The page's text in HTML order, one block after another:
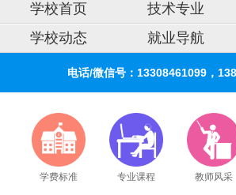
学校首页 技术专业
学校动态
就业导航
电话/微信号：13308461099，
学费标准 专业课程 教师风采